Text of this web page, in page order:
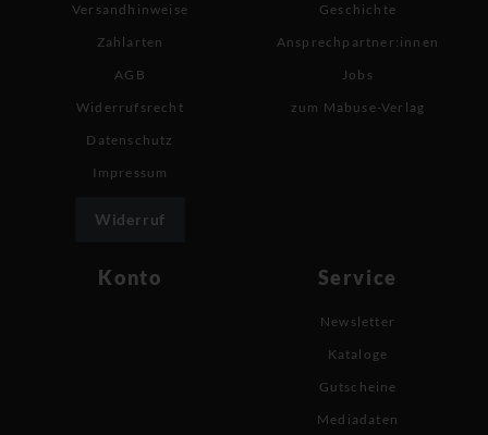
Versandhinweise
Zahlarten
AGB
Widerrufsrecht
Datenschutz
Impressum
Widerruf
Geschichte
Ansprechpartner:innen
Jobs
zum Mabuse-Verlag
Konto Service
Newsletter
Kataloge
Gutscheine
Mediadaten